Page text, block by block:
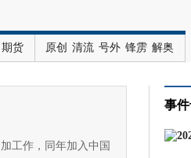
期货 原创 清流 号外 锋雳 解奥
工作，同年加入中国
事